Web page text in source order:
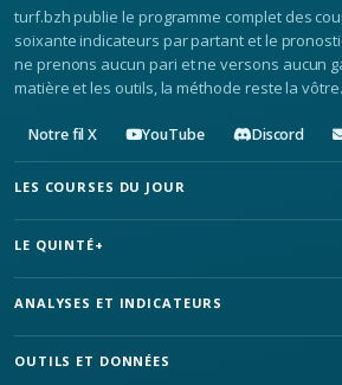
turf.bzh publie le programme complet des
soixante indicateurs par partant et le
ne prenons aucun pari et ne versons aucun
matière et les outils, la méthode reste la vôtre.
Notre fil X YouTube Discord
LES COURSES DU JOUR
LE QUINTÉ+
ANALYSES ET INDICATEURS
OUTILS ET DONNÉES